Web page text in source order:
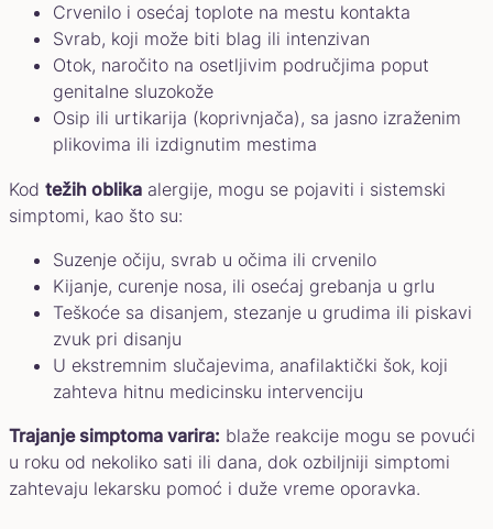
Crvenilo i osećaj toplote na mestu kontakta
Svrab, koji može biti blag ili intenzivan
Otok, naročito na osetljivim područjima poput
genitalne sluzokože
Osip ili urtikarija (koprivnjača), sa jasno izraženim
plikovima ili izdignutim mestima
Kod težih oblika alergije, mogu se pojaviti i sistemski
simptomi, kao što su:
Suzenje očiju, svrab u očima ili crvenilo
Kijanje, curenje nosa, ili osećaj grebanja u grlu
Teškoće sa disanjem, stezanje u grudima ili piskavi
zvuk pri disanju
U ekstremnim slučajevima, anafilaktički šok, koji
zahteva hitnu medicinsku intervenciju
Trajanje simptoma varira: blaže reakcije mogu se povući
u roku od nekoliko sati ili dana, dok ozbiljniji simptomi
zahtevaju lekarsku pomoć i duže vreme oporavka.